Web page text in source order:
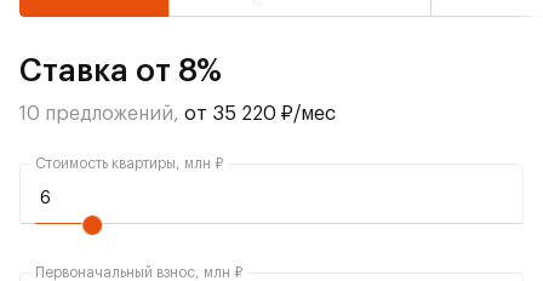
Ставка от 8%
10 предложений, от 35 220 ₽/мес
Стоимость квартиры, млн ₽
Первоначальный взнос, млн ₽